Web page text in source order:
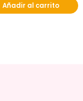
Añadir al carrito